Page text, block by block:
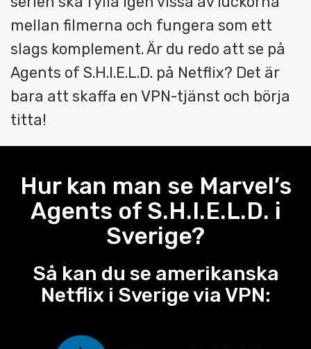
mellan filmerna och fungera som ett
slags komplement. Är du redo att se på
Agents of S.H.I.E.L.D. på Netflix? Det är
bara att skaffa en VPN-tjänst och börja
titta!
Hur kan man se Marvel’s
Agents of S.H.I.E.L.D. i
Sverige?
Så kan du se amerikanska
Netflix i Sverige via VPN: